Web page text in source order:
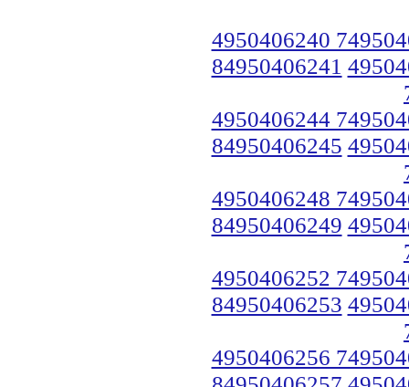
4950406240
84950406241
4950406244
84950406245
4950406248
84950406249
4950406252
84950406253
4950406256